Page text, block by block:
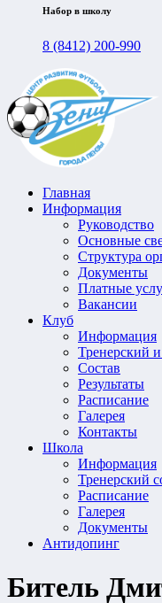
Набор в школу
8 (8412) 200-990
Главная
Информация
Руководство
Основные
Структура
Документы
Платные
Вакансии
Клуб
Информация
Тренерский
Состав
Результаты
Расписание
Галерея
Контакты
Школа
Информация
Тренерский
Расписание
Галерея
Документы
Антидопинг
Битель